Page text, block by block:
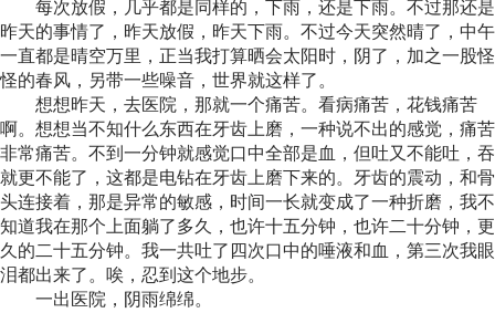
每次放假，几乎都是同样的，下雨，还是下雨。不过那还是
昨天的事情了，昨天放假，昨天下雨。不过今天突然晴了，中午
一直都是晴空万里，正当我打算晒会太阳时，阴了，加之一股怪
怪的春风，另带一些噪音，世界就这样了。
想想昨天，去医院，那就一个痛苦。看病痛苦，花钱痛苦
啊。想想当不知什么东西在牙齿上磨，一种说不出的感觉，痛苦
非常痛苦。不到一分钟就感觉口中全部是血，但吐又不能吐，吞
就更不能了，这都是电钻在牙齿上磨下来的。牙齿的震动，和骨
头连接着，那是异常的敏感，时间一长就变成了一种折磨，我不
知道我在那个上面躺了多久，也许十五分钟，也许二十分钟，更
久的二十五分钟。我一共吐了四次口中的唾液和血，第三次我眼
泪都出来了。唉，忍到这个地步。
一出医院，阴雨绵绵。